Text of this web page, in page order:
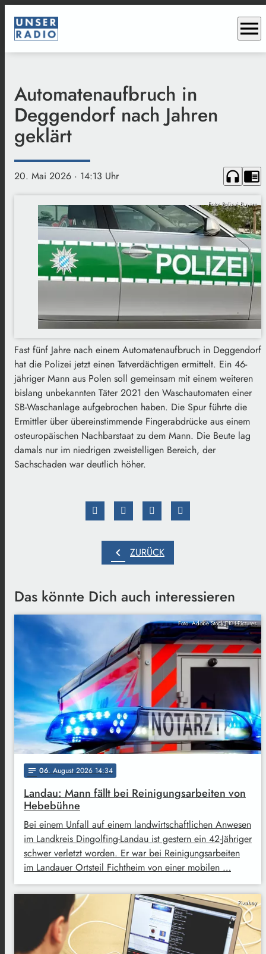
menu
Automatenaufbruch in
Deggendorf nach Jahren
geklärt
20. Mai 2026 · 14:13 Uhr headphones chrome_reader_mode
Foto: Polizei Bayern
Fast fünf Jahre nach einem Automatenaufbruch in Deggendorf
hat die Polizei jetzt einen Tatverdächtigen ermittelt. Ein 46-
jähriger Mann aus Polen soll gemeinsam mit einem weiteren
bislang unbekannten Täter 2021 den Waschautomaten einer
SB-Waschanlage aufgebrochen haben. Die Spur führte die
Ermittler über übereinstimmende Fingerabdrücke aus einem
osteuropäischen Nachbarstaat zu dem Mann. Die Beute lag
damals nur im niedrigen zweistelligen Bereich, der
Sachschaden war deutlich höher.
chevron_left ZURÜCK
Das könnte Dich auch interessieren
Foto: Adobe Stock EKH-Pictures
notes 06. August 2026 14:34
Landau: Mann fällt bei Reinigungsarbeiten von
Hebebühne
Bei einem Unfall auf einem landwirtschaftlichen Anwesen
im Landkreis Dingolfing-Landau ist gestern ein 42-Jähriger
schwer verletzt worden. Er war bei Reinigungsarbeiten
im Landauer Ortsteil Fichtheim von einer mobilen …
Pixabay